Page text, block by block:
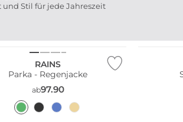
und Stil für jede Jahreszeit
RAINS
Parka - Regenjacke
ab97.90